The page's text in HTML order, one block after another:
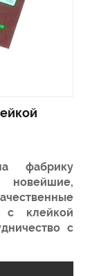
фабрику
с клейкой
с